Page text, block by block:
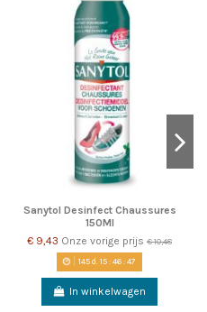
Sanytol Desinfect Chaussures
150Ml
€ 9,43 Onze vorige prijs € 10,48
145d. 15:46:47
In winkelwagen